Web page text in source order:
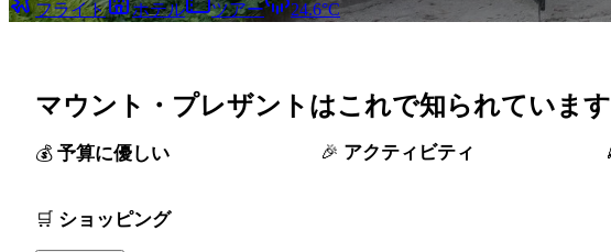
フライト
ホテル ツアー 24.6°C
マウント・プレザントはこれで知られています
予算に優しい アクティビティ
ショッピング